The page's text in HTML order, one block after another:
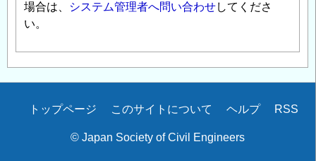
場合は、
システム管理者へ問い合わせしてくださ
い。
Secondary
トップページ このサイトについて ヘルプ RSS
© Japan Society of Civil Engineers